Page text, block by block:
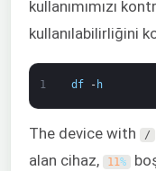
kullanımımızı
kullanılabilirliğini
1 df - h
The device with /
alan cihaz,
11%